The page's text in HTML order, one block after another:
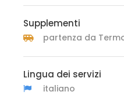
Supplementi
partenza da
Lingua dei servizi
italiano